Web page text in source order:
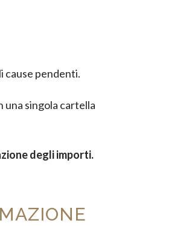
cause pendenti.
una singola cartella
degli importi.